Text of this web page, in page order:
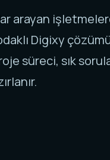
arayan
Digixy
süreci, sık